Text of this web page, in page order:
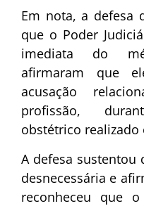
Em nota, a defesa
que o Poder
imediata do
afirmaram que
acusação
profissão,
obstétrico realizado
A defesa sustentou
desnecessária e
reconheceu que